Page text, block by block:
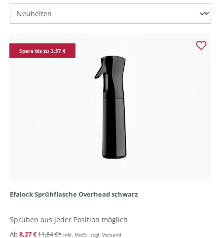
Spare bis zu 3,57 €
Efalock Sprühflasche Overhead schwarz
Sprühen aus jeder Position möglich
Ab8,27 €11,84 €* inkl. MwSt. zzgl. Versand